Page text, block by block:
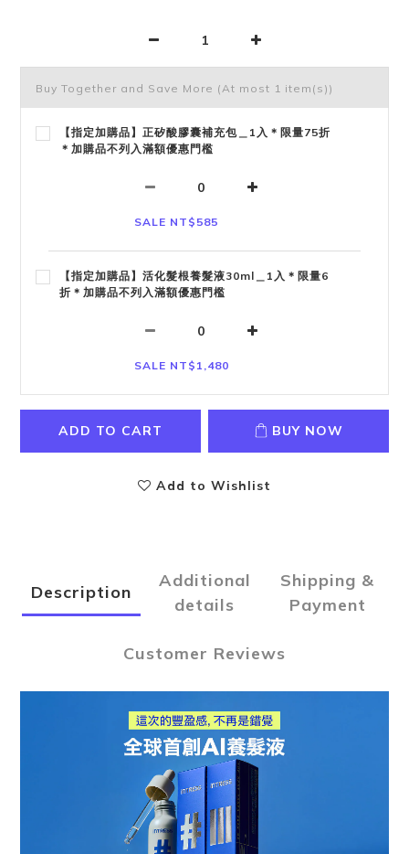
Buy Together and Save More (At most 1 item(s))
【指定加購品】正矽酸膠囊補充包＿1入＊限量75折
＊加購品不列入滿額優惠門檻
SALE NT$585
【指定加購品】活化髮根養髮液30ml＿1入＊限量6
折＊加購品不列入滿額優惠門檻
SALE NT$1,480
ADD TO CART BUY NOW
Add to Wishlist
Description
Additional
details
Shipping &
Payment
Customer Reviews